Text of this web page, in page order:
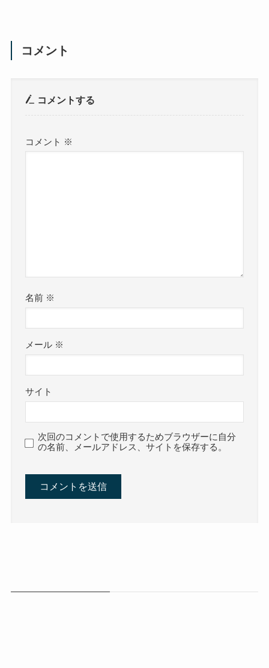
コメント
コメントする
コメント ※
名前 ※
メール ※
サイト
次回のコメントで使用するためブラウザーに自分
の名前、メールアドレス、サイトを保存する。